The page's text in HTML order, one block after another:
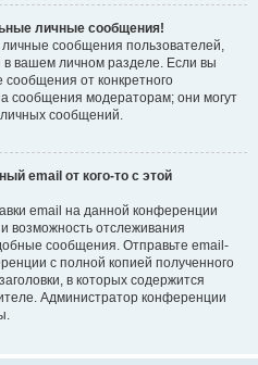
личные сообщения!
сообщения пользователей,
вашем личном разделе. Если вы
от конкретного
сообщения модераторам; они могут
личных сообщений.
email от кого-то с этой
email на данной конференции
возможность отслеживания
сообщения. Отправьте email-
с полной копией полученного
в которых содержится
Администратор конференции